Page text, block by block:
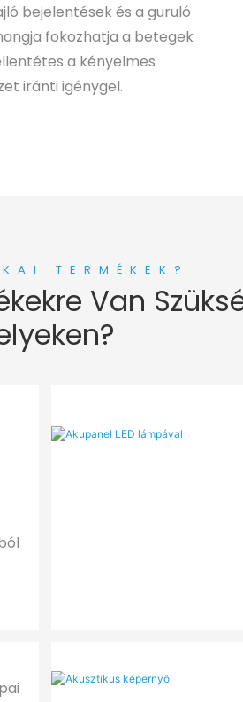
bejelentések és a guruló
fokozhatja a betegek
a kényelmes
iránti igénygel.
TERMÉKEK?
Van